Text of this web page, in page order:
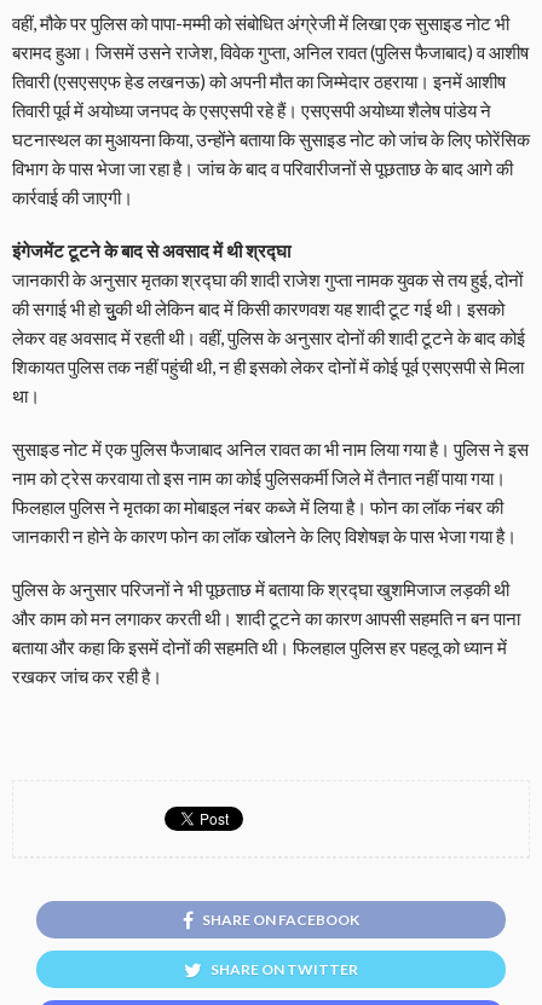
वहीं, मौके पर पुलिस को पापा-मम्मी को संबोधित अंग्रेजी में लिखा एक सुसाइड नोट भी
बरामद हुआ। जिसमें उसने राजेश, विवेक गुप्ता, अनिल रावत (पुलिस फैजाबाद) व आशीष
तिवारी (एसएसएफ हेड लखनऊ) को अपनी मौत का जिम्मेदार ठहराया। इनमें आशीष
तिवारी पूर्व में अयोध्या जनपद के एसएसपी रहे हैं। एसएसपी अयोध्या शैलेष पांडेय ने
घटनास्थल का मुआयना किया, उन्होंने बताया कि सुसाइड नोट को जांच के लिए फोरेंसिक
विभाग के पास भेजा जा रहा है। जांच के बाद व परिवारीजनों से पूछताछ के बाद आगे की
कार्रवाई की जाएगी।
इंगेजमेंट टूटने के बाद से अवसाद में थी श्रद्घा
जानकारी के अनुसार मृतका श्रद्घा की शादी राजेश गुप्ता नामक युवक से तय हुई, दोनों
की सगाई भी हो चुुुकी थी लेकिन बाद में किसी कारणवश यह शादी टूट गई थी। इसको
लेकर वह अवसाद में रहती थी। वहीं, पुलिस के अनुसार दोनों की शादी टूटने के बाद कोई
शिकायत पुलिस तक नहीं पहुंची थी, न ही इसको लेकर दोनों में कोई पूर्व एसएसपी से मिला
था।
सुसाइड नोट में एक पुलिस फैजाबाद अनिल रावत का भी नाम लिया गया है। पुलिस ने इस
नाम को ट्रेस करवाया तो इस नाम का कोई पुलिसकर्मी जिले में तैनात नहीं पाया गया।
फिलहाल पुलिस ने मृतका का मोबाइल नंबर कब्जे में लिया है। फोन का लॉक नंबर की
जानकारी न होने के कारण फोन का लॉक खोलने के लिए विशेषज्ञ के पास भेजा गया है।
पुलिस के अनुसार परिजनों ने भी पूछताछ में बताया कि श्रद्घा खुशमिजाज लड़की थी
और काम को मन लगाकर करती थी। शादी टूटने का कारण आपसी सहमति न बन पाना
बताया और कहा कि इसमें दोनों की सहमति थी। फिलहाल पुलिस हर पहलू को ध्यान में
रखकर जांच कर रही है।
SHARE ON FACEBOOK
SHARE ON TWITTER